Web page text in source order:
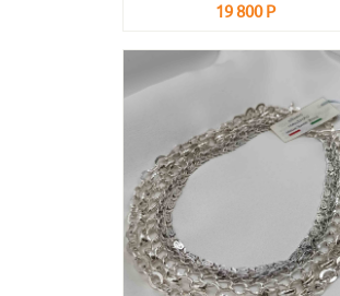
19 800 Р